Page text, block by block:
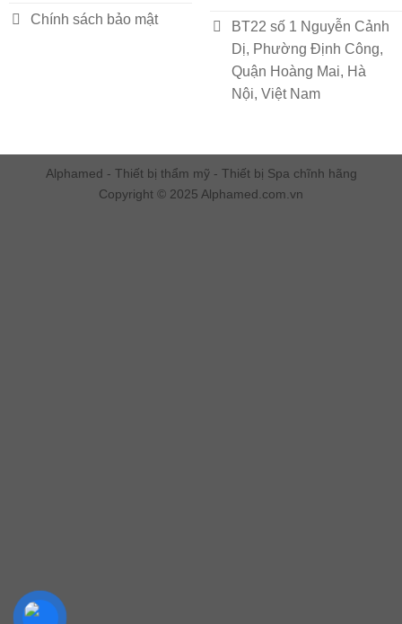
Chính sách bảo mật
BT22 số 1 Nguyễn Cảnh
Dị, Phường Định Công,
Quận Hoàng Mai, Hà
Nội, Việt Nam
Alphamed - Thiết bị thẩm mỹ - Thiết bị Spa chĩnh hãng
Copyright © 2025 Alphamed.com.vn